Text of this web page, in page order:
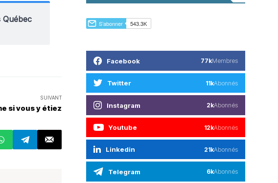
Québec
SUIVANT
si vous y étiez
Facebook 77kMembres
Twitter 11kAbonnés
Instagram 2kAbonnés
Youtube 12kAbonnés
Linkedin 21kAbonnés
Telegram 6kAbonnés